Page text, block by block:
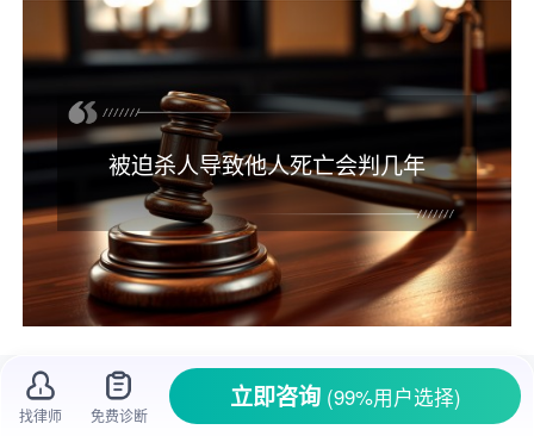
被迫杀人导致他人死亡会判几年
在生活中，有时候可能会出现一些极端的情
况，让人陷入两难的境地。比如有人被他人逼迫
找律师 免费诊断
立即咨询 (99%用户选择)